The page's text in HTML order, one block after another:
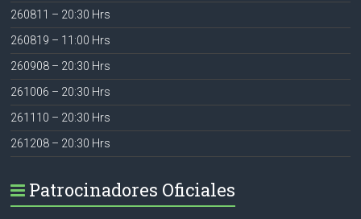
260811 – 20:30 Hrs
260819 – 11:00 Hrs
260908 – 20:30 Hrs
261006 – 20:30 Hrs
261110 – 20:30 Hrs
261208 – 20:30 Hrs
Patrocinadores Oficiales